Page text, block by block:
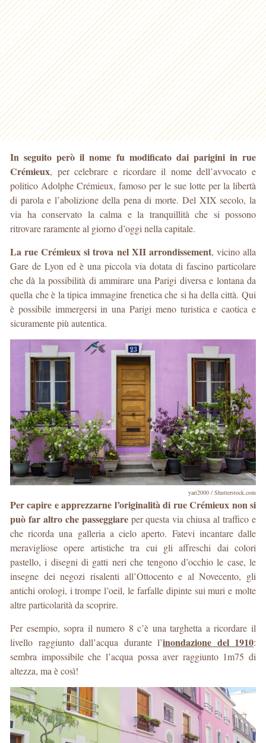
In seguito però il nome fu modificato dai parigini in rue
Crémieux, per celebrare e ricordare il nome dell’avvocato e
politico Adolphe Crémieux, famoso per le sue lotte per la libertà
di parola e l’abolizione della pena di morte. Del XIX secolo, la
via ha conservato la calma e la tranquillità che si possono
ritrovare raramente al giorno d’oggi nella capitale.
La rue Crémieux si trova nel XII arrondissement, vicino alla
Gare de Lyon ed è una piccola via dotata di fascino particolare
che dà la possibilità di ammirare una Parigi diversa e lontana da
quella che è la tipica immagine frenetica che si ha della città. Qui
è possibile immergersi in una Parigi meno turistica e caotica e
sicuramente più autentica.
yari2000 / Shutterstock.com
Per capire e apprezzarne l’originalità di rue Crémieux non si
può far altro che passeggiareper questa via chiusa al traffico e
che ricorda una galleria a cielo aperto. Fatevi incantare dalle
meravigliose opere artistiche tra cui gli affreschi dai colori
pastello, i disegni di gatti neri che tengono d’occhio le case, le
insegne dei negozi risalenti all’Ottocento e al Novecento, gli
antichi orologi, i trompe l’oeil, le farfalle dipinte sui muri e molte
altre particolarità da scoprire.
Per esempio, sopra il numero 8 c’è una targhetta a ricordare il
livello raggiunto dall’acqua durante l’inondazione del 1910:
sembra impossibile che l’acqua possa aver raggiunto 1m75 di
altezza, ma è così!